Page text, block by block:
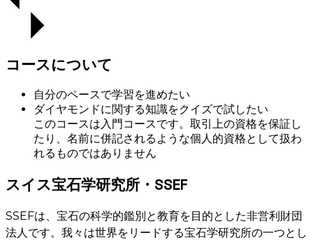
コースについて
自分のペースで学習を進めたい
ダイヤモンドに関する知識をクイズで試したい
このコースは入門コースです。取引上の資格を保証し
たり、名前に併記されるような個人的資格として扱わ
れるものではありません
スイス宝石学研究所・SSEF
SSEFは、宝石の科学的鑑別と教育を目的とした非営利財団
法人です。我々は世界をリードする宝石学研究所の一つとし